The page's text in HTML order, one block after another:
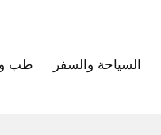
السياحة والسفر طب